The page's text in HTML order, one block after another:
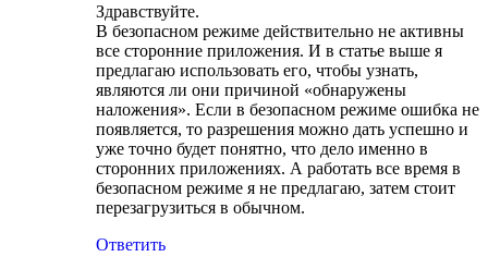
Здравствуйте.
В безопасном режиме действительно не активны
все сторонние приложения. И в статье выше я
предлагаю использовать его, чтобы узнать,
являются ли они причиной «обнаружены
наложения». Если в безопасном режиме ошибка не
появляется, то разрешения можно дать успешно и
уже точно будет понятно, что дело именно в
сторонних приложениях. А работать все время в
безопасном режиме я не предлагаю, затем стоит
перезагрузиться в обычном.
Ответить